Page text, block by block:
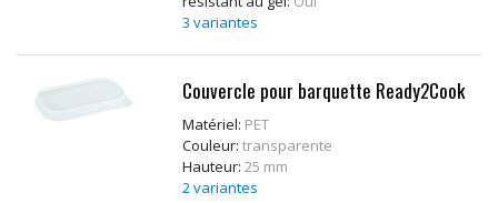
3 variantes
Couvercle pour barquette Ready2Cook
Matériel: PET
Couleur:transparente
Hauteur:25 mm
2 variantes